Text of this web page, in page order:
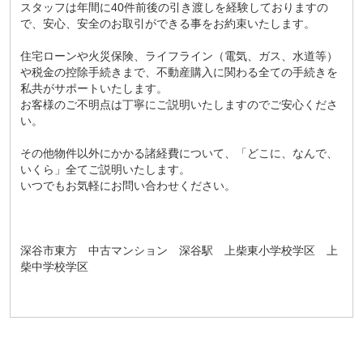
スタッフは年間に40件前後の引き渡しを経験しておりますの
で、安心、安全のお取引ができる事をお約束いたします。
住宅ローンや火災保険、ライフライン（電気、ガス、水道等）
や税金の控除手続きまで、不動産購入に関わる全ての手続きを
私共がサポートいたします。
お客様のご不明点は丁寧にご説明いたしますのでご安心くださ
い。
その他物件以外にかかる諸経費について、「どこに、なんで、
いくら」全てご説明いたします。
いつでもお気軽にお問い合わせください。
深谷市東方 中古マンション 深谷駅 上柴東小学校学区 上
柴中学校学区